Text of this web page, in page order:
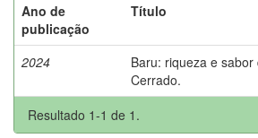
Ano de
publicação
Título
2024
Baru: riqueza e sabor
Cerrado.
Resultado 1-1 de 1.